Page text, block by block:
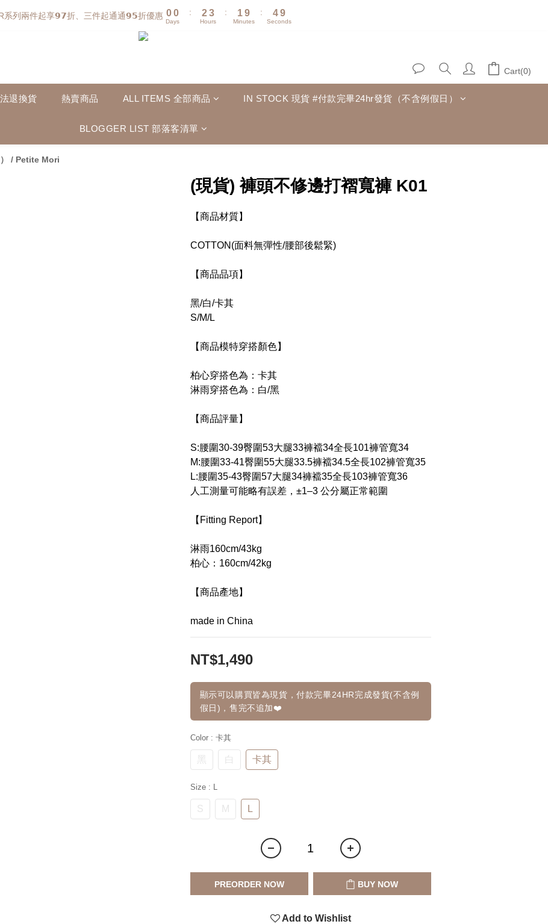
系列兩件起享𝟵𝟳折、三件起通通𝟵𝟱折優惠 00
Days
:
2
1
3
2
Hours
:
1
0
9
8
Minutes
:
4
3
8
7
Seconds
Cart(0)
退換貨 熱賣商品 ALL ITEMS 全部商品 IN STOCK 現貨 #付款完畢24hr發貨（不含例假日）
BLOGGER LIST 部落客清單
/ Petite Mori
(現貨) 褲頭不修邊打褶寬褲 K01
【商品材質】
COTTON(面料無彈性/腰部後鬆緊)
【商品品項】
黑/白/卡其
S/M/L
【商品模特穿搭顏色】
柏心穿搭色為：卡其
淋雨穿搭色為：白/黑
【商品評量】
S:腰圍30-39臀圍53大腿33褲襠34全長101褲管寬34
M:腰圍33-41臀圍55大腿33.5褲襠34.5全長102褲管寬35
L:腰圍35-43臀圍57大腿34褲襠35全長103褲管寬36
人工測量可能略有誤差，±1–3 公分屬正常範圍
【Fitting Report】
淋雨160cm/43kg
柏心：160cm/42kg
【商品產地】
made in China
NT$1,490
顯示可以購買皆為現貨，付款完畢24HR完成發貨(不含例
假日)，售完不追加❤️
Color : 卡其
黑 白 卡其
Size : L
S M L
PREORDER NOW BUY NOW
Add to Wishlist